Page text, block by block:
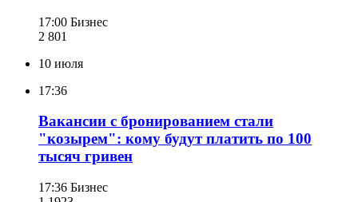
17:00 Бизнес
2 801
10 июля
17:36
Вакансии с бронированием стали
"козырем": кому будут платить по 100
тысяч гривен
17:36 Бизнес